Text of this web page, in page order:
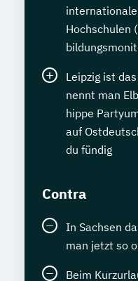
Hochschulen
Leipzig ist
nennt man
hippe
auf
du fündig
Contra
In Sachsen
man jetzt so
Beim